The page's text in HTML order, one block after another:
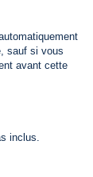
sauf si vous
avant cette
inclus.